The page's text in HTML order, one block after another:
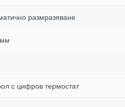
размразяване
с цифров термостат